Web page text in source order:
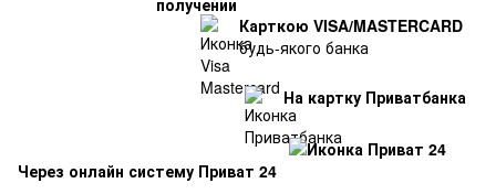
Карткою VISA/MASTERCARD
будь-якого банка
На картку Приватбанка
Через онлайн систему Приват 24